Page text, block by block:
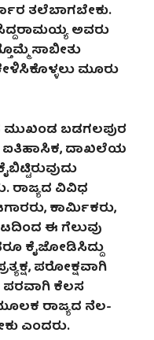
ತಲೆಬಾಗಬೇಕು.
ಅವರು
ಸಾಬೀತು
ಮೂರು
ಬಡಗಲಪುರ
,ದಾಖಲೆಯ
ವಿವಿಧ
,ಕಾರ್ಮಿಕರು,
ಈ ಗೆಲುವು
ಕೈಜೋಡಿಸಿದ್ದು
,ಪರೋಕ್ಷವಾಗಿ
ಕೆಲಸ
ರಾಜ್ಯದ ನೆಲ-
ಎಂದರು.